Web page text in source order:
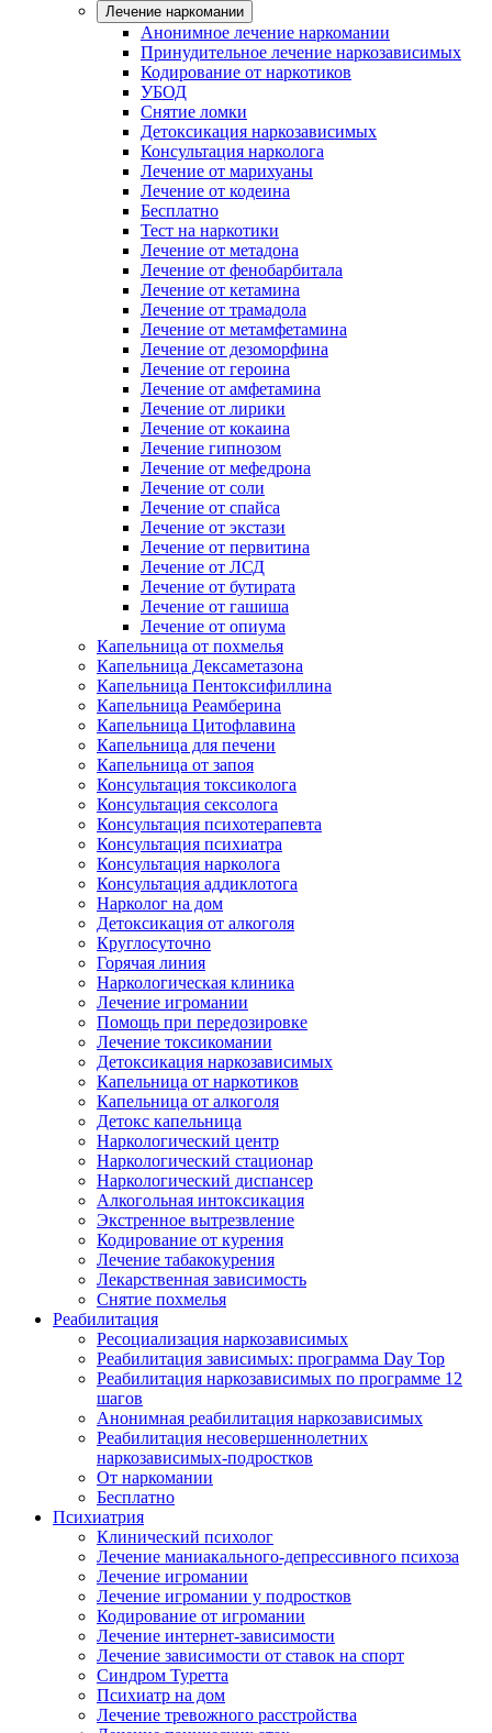
Лечение наркомании
Анонимное лечение наркомании
Принудительное лечение наркозависимых
Кодирование от наркотиков
УБОД
Снятие ломки
Детоксикация наркозависимых
Консультация нарколога
Лечение от марихуаны
Лечение от кодеина
Бесплатно
Тест на наркотики
Лечение от метадона
Лечение от фенобарбитала
Лечение от кетамина
Лечение от трамадола
Лечение от метамфетамина
Лечение от дезоморфина
Лечение от героина
Лечение от амфетамина
Лечение от лирики
Лечение от кокаина
Лечение гипнозом
Лечение от мефедрона
Лечение от соли
Лечение от спайса
Лечение от экстази
Лечение от первитина
Лечение от ЛСД
Лечение от бутирата
Лечение от гашиша
Лечение от опиума
Капельница от похмелья
Капельница Дексаметазона
Капельница Пентоксифиллина
Капельница Реамберина
Капельница Цитофлавина
Капельница для печени
Капельница от запоя
Консультация токсиколога
Консультация сексолога
Консультация психотерапевта
Консультация психиатра
Консультация нарколога
Консультация аддиклотога
Нарколог на дом
Детоксикация от алкоголя
Круглосуточно
Горячая линия
Наркологическая клиника
Лечение игромании
Помощь при передозировке
Лечение токсикомании
Детоксикация наркозависимых
Капельница от наркотиков
Капельница от алкоголя
Детокс капельница
Наркологический центр
Наркологический стационар
Наркологический диспансер
Алкогольная интоксикация
Экстренное вытрезвление
Кодирование от курения
Лечение табакокурения
Лекарственная зависимость
Снятие похмелья
Реабилитация
Ресоциализация наркозависимых
Реабилитация зависимых: программа Day Top
Реабилитация наркозависимых по программе 12
шагов
Анонимная реабилитация наркозависимых
Реабилитация несовершеннолетних
наркозависимых-подростков
От наркомании
Бесплатно
Психиатрия
Клинический психолог
Лечение маниакального-депрессивного психоза
Лечение игромании
Лечение игромании у подростков
Кодирование от игромании
Лечение интернет-зависимости
Лечение зависимости от ставок на спорт
Синдром Туретта
Психиатр на дом
Лечение тревожного расстройства